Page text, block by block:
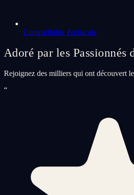
Compatibilite Zodiacale
Adoré par les Passionnés
Rejoignez des milliers qui ont découvert
“